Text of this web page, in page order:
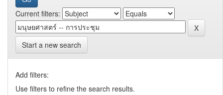
Current filters:
Start a new search
Add filters:
Use filters to refine the search results.